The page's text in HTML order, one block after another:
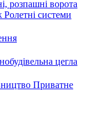
розпашні ворота
Ролетні системи
цегла
Приватне